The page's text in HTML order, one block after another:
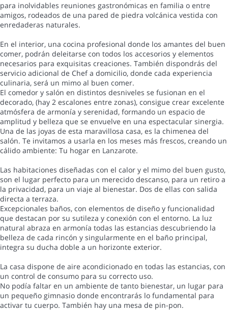
para inolvidables reuniones gastronómicas en familia o entre
amigos, rodeados de una pared de piedra volcánica vestida con
enredaderas naturales.
En el interior, una cocina profesional donde los amantes del buen
comer, podrán deleitarse con todos los accesorios y elementos
necesarios para exquisitas creaciones. También dispondrás del
servicio adicional de Chef a domicilio, donde cada experiencia
culinaria, será un mimo al buen comer.
El comedor y salón en distintos desniveles se fusionan en el
decorado, (hay 2 escalones entre zonas), consigue crear excelente
atmósfera de armonía y serenidad, formando un espacio de
amplitud y belleza que se envuelve en una espectacular sinergia.
Una de las joyas de esta maravillosa casa, es la chimenea del
salón. Te invitamos a usarla en los meses más frescos, creando un
cálido ambiente: Tu hogar en Lanzarote.
Las habitaciones diseñadas con el calor y el mimo del buen gusto,
son el lugar perfecto para un merecido descanso, para un retiro a
la privacidad, para un viaje al bienestar. Dos de ellas con salida
directa a terraza.
Excepcionales baños, con elementos de diseño y funcionalidad
que destacan por su sutileza y conexión con el entorno. La luz
natural abraza en armonía todas las estancias descubriendo la
belleza de cada rincón y singularmente en el baño principal,
integra su ducha doble a un horizonte exterior.
La casa dispone de aire acondicionado en todas las estancias, con
un control de consumo para su correcto uso.
No podía faltar en un ambiente de tanto bienestar, un lugar para
un pequeño gimnasio donde encontrarás lo fundamental para
activar tu cuerpo. También hay una mesa de pin-pon.